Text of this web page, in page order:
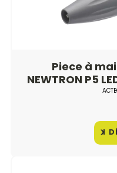
Piece à
NEWTRON P5